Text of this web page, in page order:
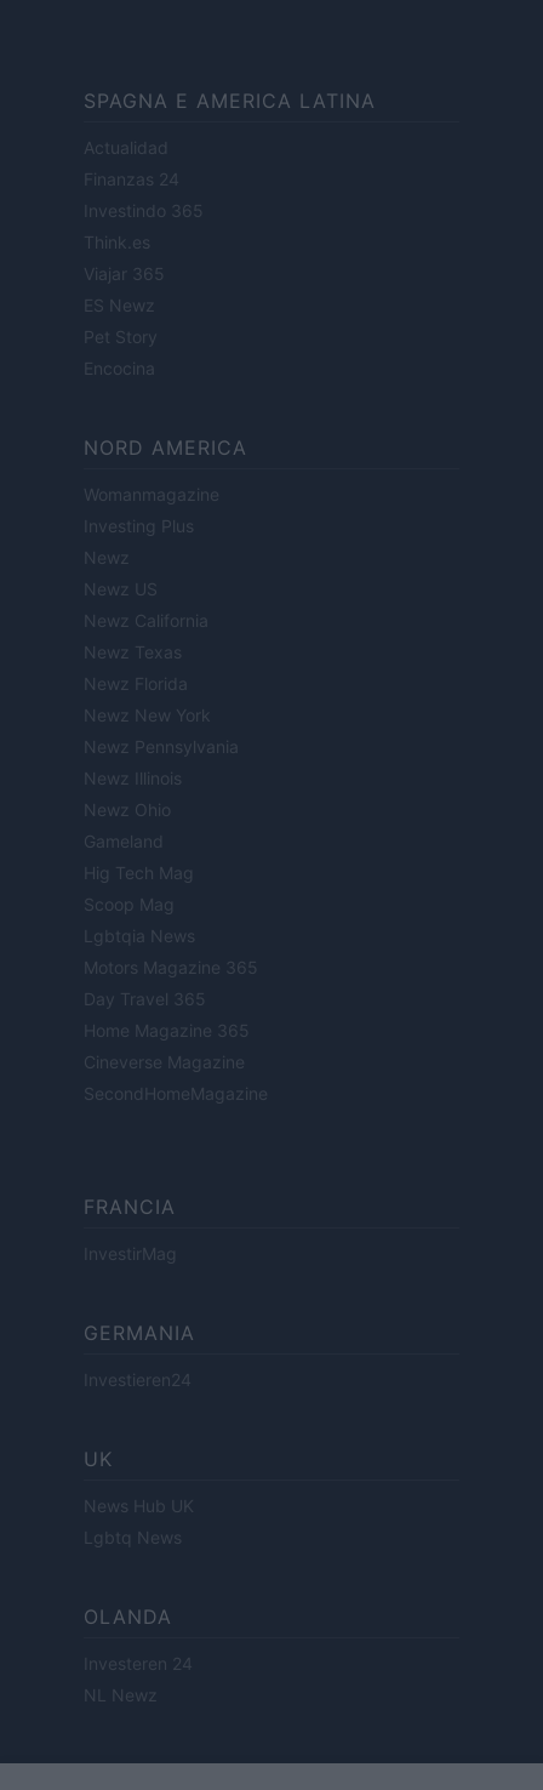
SPAGNA E AMERICA LATINA
Actualidad
Finanzas 24
Investindo 365
Think.es
Viajar 365
ES Newz
Pet Story
Encocina
NORD AMERICA
Womanmagazine
Investing Plus
Newz
Newz US
Newz California
Newz Texas
Newz Florida
Newz New York
Newz Pennsylvania
Newz Illinois
Newz Ohio
Gameland
Hig Tech Mag
Scoop Mag
Lgbtqia News
Motors Magazine 365
Day Travel 365
Home Magazine 365
Cineverse Magazine
SecondHomeMagazine
FRANCIA
InvestirMag
GERMANIA
Investieren24
UK
News Hub UK
Lgbtq News
OLANDA
Investeren 24
NL Newz